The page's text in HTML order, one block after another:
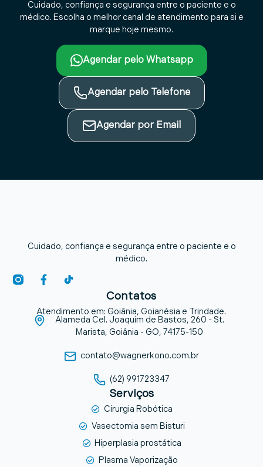
Cuidado, confiança e segurança entre o paciente e o
médico. Escolha o melhor canal de atendimento para si e
marque hoje mesmo.
Agendar pelo Whatsapp
Agendar pelo Telefone
Agendar por Email
Cuidado, confiança e segurança entre o paciente e o
médico.
Serviços
Cirurgia Robótica
Vasectomia sem Bisturi
Hiperplasia prostática
Plasma Vaporização
Contatos
Atendimento em: Goiânia, Goianésia e Trindade.
Alameda Cel. Joaquim de Bastos, 260 - St.
Marista, Goiânia - GO, 74175-150
contato@wagnerkono.com.br
(62) 991723347